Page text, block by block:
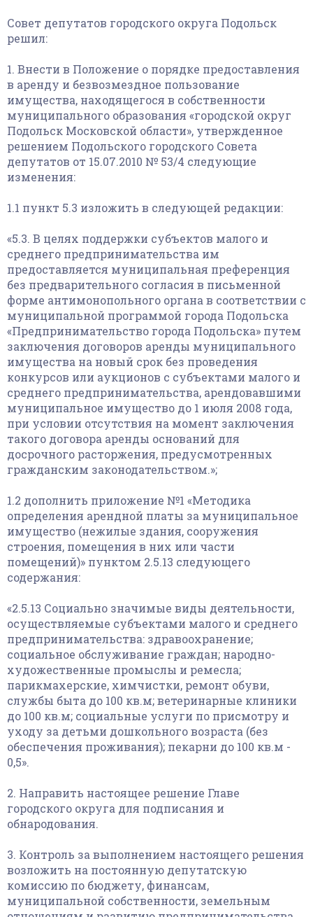
Совет депутатов городского округа Подольск
решил:
1. Внести в Положение о порядке предоставления
в аренду и безвозмездное пользование
имущества, находящегося в собственности
муниципального образования «городской округ
Подольск Московской области», утвержденное
решением Подольского городского Совета
депутатов от 15.07.2010 № 53/4 следующие
изменения:
1.1 пункт 5.3 изложить в следующей редакции:
«5.3. В целях поддержки субъектов малого и
среднего предпринимательства им
предоставляется муниципальная преференция
без предварительного согласия в письменной
форме антимонопольного органа в соответствии с
муниципальной программой города Подольска
«Предпринимательство города Подольска» путем
заключения договоров аренды муниципального
имущества на новый срок без проведения
конкурсов или аукционов с субъектами малого и
среднего предпринимательства, арендовавшими
муниципальное имущество до 1 июля 2008 года,
при условии отсутствия на момент заключения
такого договора аренды оснований для
досрочного расторжения, предусмотренных
гражданским законодательством.»;
1.2 дополнить приложение №1 «Методика
определения арендной платы за муниципальное
имущество (нежилые здания, сооружения
строения, помещения в них или части
помещений)» пунктом 2.5.13 следующего
содержания:
«2.5.13 Социально значимые виды деятельности,
осуществляемые субъектами малого и среднего
предпринимательства: здравоохранение;
социальное обслуживание граждан; народно-
художественные промыслы и ремесла;
парикмахерские, химчистки, ремонт обуви,
службы быта до 100 кв.м; ветеринарные клиники
до 100 кв.м; социальные услуги по присмотру и
уходу за детьми дошкольного возраста (без
обеспечения проживания); пекарни до 100 кв.м -
0,5».
2. Направить настоящее решение Главе
городского округа для подписания и
обнародования.
3. Контроль за выполнением настоящего решения
возложить на постоянную депутатскую
комиссию по бюджету, финансам,
муниципальной собственности, земельным